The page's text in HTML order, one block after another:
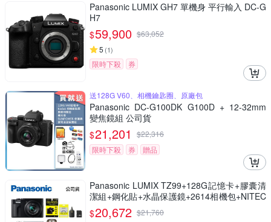
Panasonic LUMIX GH7 單機身 平行輸入 DC-G
H7
$59,900 $63,052
5 (1)
限時下殺 券
送128G V60、相機鑰匙圈、原廠包
Panasonic DC-G100DK G100D + 12-32mm
變焦鏡組 公司貨
$21,201 $22,316
限時下殺
券 贈品
Panasonic LUMIX TZ99+128G記憶卡+膠囊清
潔組+鋼化貼+水晶保護鏡+2614相機包+NITEC
ORE BB nano 迷你電動氣吹(公司貨)
$20,672 $21,760